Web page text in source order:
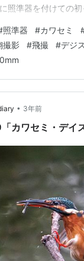
照準器を付けての初
けど、カワセミの
けて撮影できたの
ないだろうと、今
ことは無かったの
照準器 #カワセミ
撮影 #飛撮 #デジ
• 3年前
カワセミ・デイ